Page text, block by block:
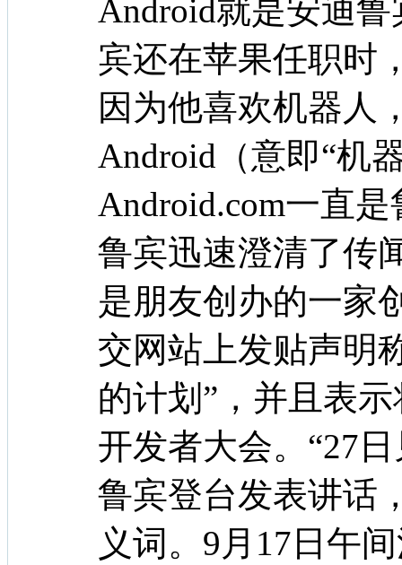
Android就是安迪
宾还在苹果任职时
因为他喜欢机器人
Android（意即“机
Android.com一直
鲁宾迅速澄清了传
是朋友创办的一家
交网站上发贴声明
的计划”，并且表
开发者大会。“27
鲁宾登台发表讲话
义词。9月17日午